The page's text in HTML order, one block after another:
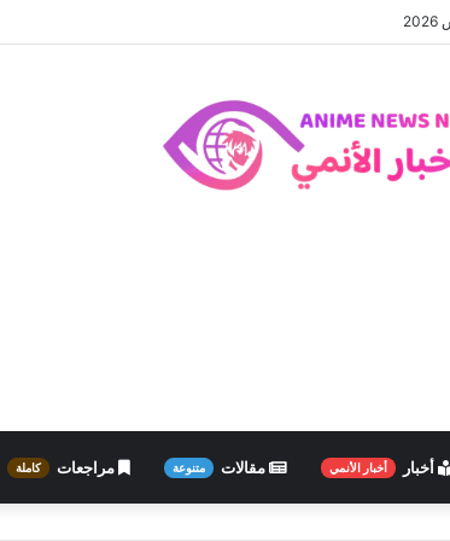
أخبار أخبار الأنمي مقالات متنوعة مراجعات كاملة